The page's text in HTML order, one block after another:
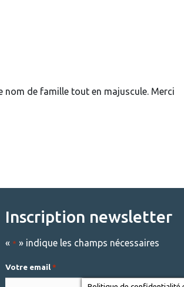
nom de famille tout en majuscule. Merci
Inscription newsletter
« * » indique les champs nécessaires
Votre email *